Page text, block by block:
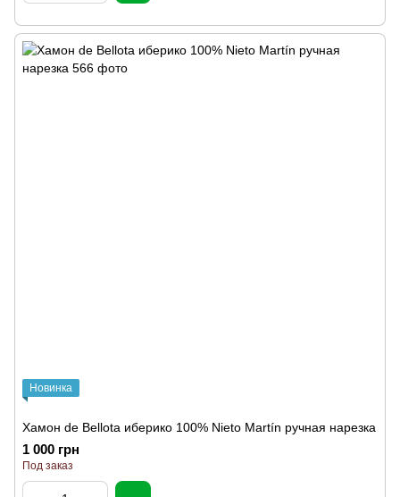
Новинка
Хамон de Bellota иберико 100% Nieto Martín ручная нарезка
1 000 грн
Под заказ